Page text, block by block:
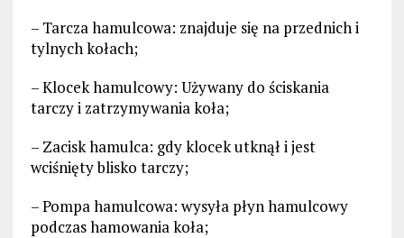
– Tarcza hamulcowa: znajduje się na przednich i
tylnych kołach;
– Klocek hamulcowy: Używany do ściskania
tarczy i zatrzymywania koła;
– Zacisk hamulca: gdy klocek utknął i jest
wciśnięty blisko tarczy;
– Pompa hamulcowa: wysyła płyn hamulcowy
podczas hamowania koła;